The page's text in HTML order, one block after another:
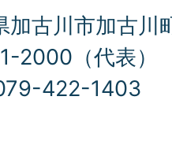
古川市加古川
2000（代表）
422-1403